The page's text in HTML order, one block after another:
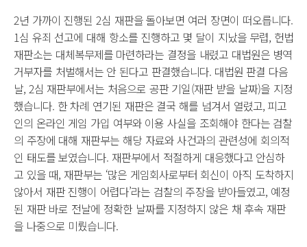
2년 가까이 진행된 2심 재판을 돌아보면 여러 장면이 떠오릅니다.
1심 유죄 선고에 대해 항소를 진행하고 몇 달이 지났을 무렵, 헌법
재판소는 대체복무제를 마련하라는 결정을 내렸고 대법원은 병역
거부자를 처벌해서는 안 된다고 판결했습니다. 대법원 판결 다음
날, 2심 재판부에서는 처음으로 공판 기일(재판 받을 날짜)을 지정
했습니다. 한 차례 연기된 재판은 결국 해를 넘겨서 열렸고, 피고
인의 온라인 게임 가입 여부와 이용 사실을 조회해야 한다는 검찰
의 주장에 대해 재판부는 해당 자료와 사건과의 관련성에 회의적
인 태도를 보였습니다. 재판부에서 적절하게 대응했다고 안심하
고 있을 때, 재판부는 ‘많은 게임회사로부터 회신이 아직 도착하지
않아서 재판 진행이 어렵다’라는 검찰의 주장을 받아들였고, 예정
된 재판 바로 전날에 정확한 날짜를 지정하지 않은 채 후속 재판
을 나중으로 미뤘습니다.